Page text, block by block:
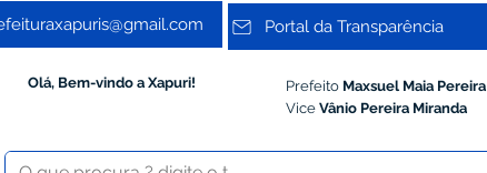
Portal da Transparência
Olá, Bem-vindo a Xapuri! Prefeito Maxsuel Maia Pereira
Vice Vânio Pereira Miranda